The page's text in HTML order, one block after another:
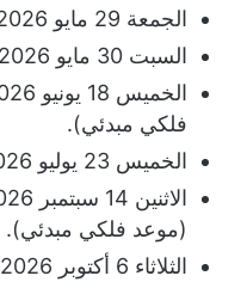
الجمعة 29 مايو 2026: ثالث أيام عيد الأضحى.
السبت 30 مايو 2026: رابع أيام عيد الأضحى.
فلكي مبدئي).
الخميس 23 يوليو 2026: عيد ثورة 23 يوليو.
(موعد فلكي مبدئي).